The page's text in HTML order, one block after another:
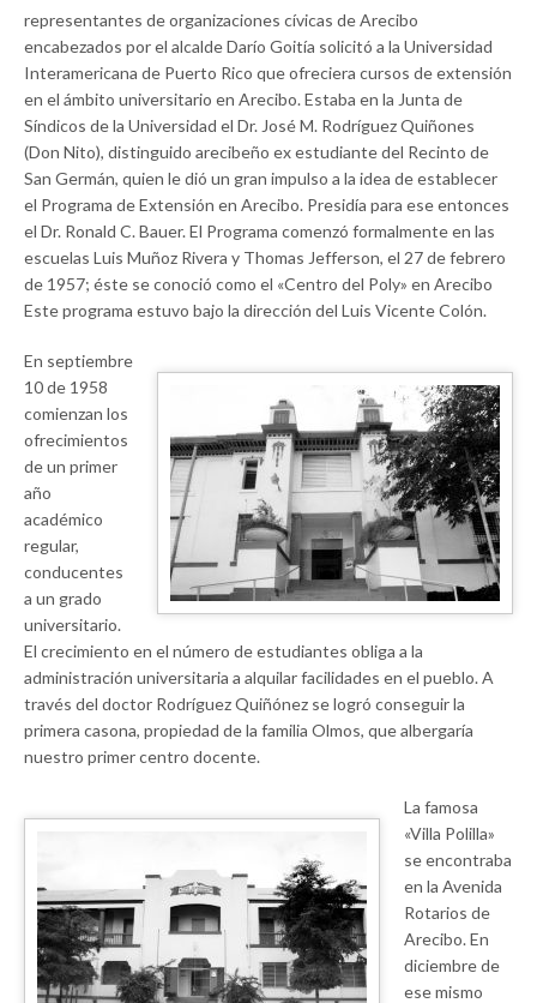
representantes de organizaciones cívicas de Arecibo
encabezados por el alcalde Darío Goitía solicitó a la Universidad
Interamericana de Puerto Rico que ofreciera cursos de extensión
en el ámbito universitario en Arecibo. Estaba en la Junta de
Síndicos de la Universidad el Dr. José M. Rodríguez Quiñones
(Don Nito), distinguido arecibeño ex estudiante del Recinto de
San Germán, quien le dió un gran impulso a la idea de establecer
el Programa de Extensión en Arecibo. Presidía para ese entonces
el Dr. Ronald C. Bauer. El Programa comenzó formalmente en las
escuelas Luis Muñoz Rivera y Thomas Jefferson, el 27 de febrero
de 1957; éste se conoció como el «Centro del Poly» en Arecibo
Este programa estuvo bajo la dirección del Luis Vicente Colón.
En septiembre
10 de 1958
comienzan los
ofrecimientos
de un primer
año
académico
regular,
conducentes
a un grado
universitario.
El crecimiento en el número de estudiantes obliga a la
administración universitaria a alquilar facilidades en el pueblo. A
través del doctor Rodríguez Quiñónez se logró conseguir la
primera casona, propiedad de la familia Olmos, que albergaría
nuestro primer centro docente.
La famosa
«Villa Polilla»
se encontraba
en la Avenida
Rotarios de
Arecibo. En
diciembre de
ese mismo